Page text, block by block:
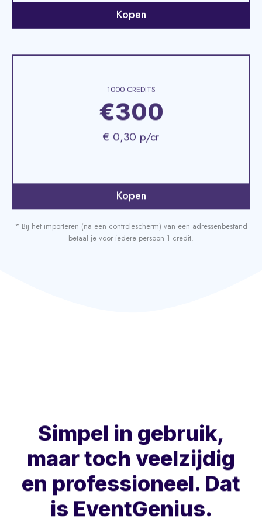
Kopen
€300
Kopen
* Bij het importeren (na een controlescherm) van een adressenbestand
betaal je voor iedere persoon 1 credit.
Simpel in gebruik,
maar toch veelzijdig
en professioneel. Dat
is EventGenius.